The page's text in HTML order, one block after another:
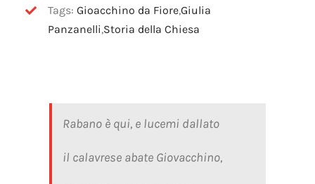
Tags:Gioacchino da Fiore,Giulia
Panzanelli,Storia della Chiesa
Rabano è qui, e lucemi dallato
il calavrese abate Giovacchino,